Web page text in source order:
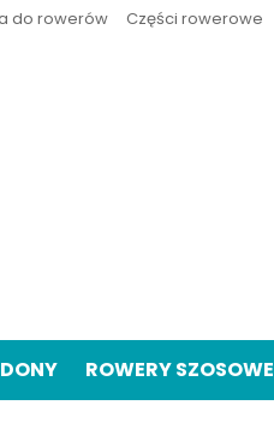
do rowerów Części rowerowe
ROWERY SZOSOWE